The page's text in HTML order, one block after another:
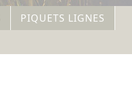
PIQUETS LIGNES